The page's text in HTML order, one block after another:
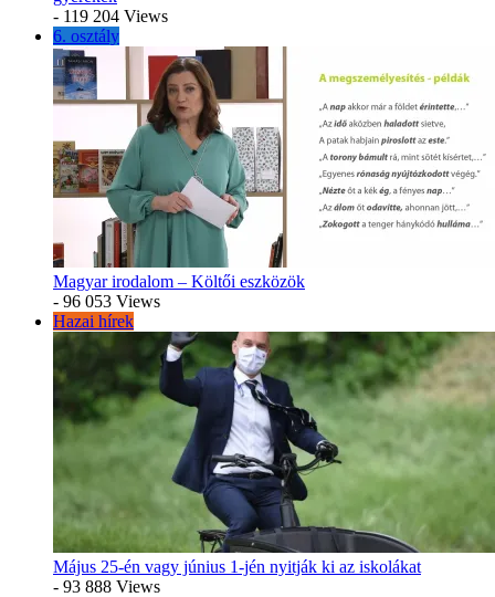
- 119 204 Views
6. osztály
Magyar irodalom – Költői eszközök
- 96 053 Views
Hazai hírek
Május 25-én vagy június 1-jén nyitják ki az iskolákat
- 93 888 Views